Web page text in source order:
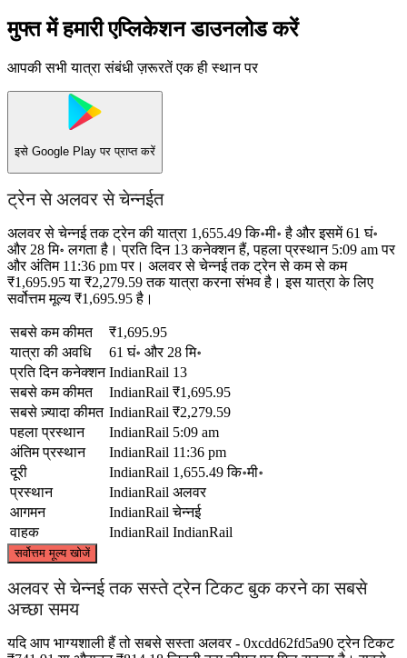
मुफ्त में हमारी एप्लिकेशन डाउनलोड करें
आपकी सभी यात्रा संबंधी ज़रूरतें एक ही स्थान पर
इसे Google Play पर प्राप्त करें
ट्रेन से अलवर से चेन्नईत
अलवर से चेन्नई तक ट्रेन की यात्रा 1,655.49 कि॰मी॰ है और इसमें 61 घं॰
और 28 मि॰ लगता है। प्रति दिन 13 कनेक्शन हैं, पहला प्रस्थान 5:09 am पर
और अंतिम 11:36 pm पर। अलवर से चेन्नई तक ट्रेन से कम से कम
₹1,695.95 या ₹2,279.59 तक यात्रा करना संभव है। इस यात्रा के लिए
सर्वोत्तम मूल्य ₹1,695.95 है।
सबसे कम कीमत
₹1,695.95
यात्रा की अवधि
61 घं॰ और 28 मि॰
प्रति दिन कनेक्शन IndianRail 13
सबसे कम कीमत
IndianRail ₹1,695.95
सबसे ज़्यादा कीमत IndianRail ₹2,279.59
पहला प्रस्थान
IndianRail 5:09 am
अंतिम प्रस्थान
IndianRail 11:36 pm
दूरी
IndianRail 1,655.49 कि॰मी॰
प्रस्थान
IndianRail अलवर
आगमन
IndianRail चेन्नई
वाहक
IndianRail IndianRail
सर्वोत्तम मूल्य खोजें
Alwar
©CARTO
अलवर से चेन्नई तक सस्ते ट्रेन टिकट बुक करने का सबसे
अच्छा समय
यदि आप भाग्यशाली हैं तो सबसे सस्ता अलवर - 0xcdd62fd5a90 ट्रेन टिकट